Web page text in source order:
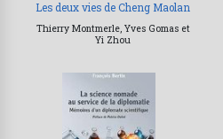
Les deux vies de Cheng Maolan
Thierry Montmerle, Yves Gomas et
Yi Zhou